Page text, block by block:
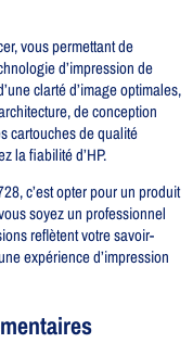
vous permettant de
d’impression de
clarté d’image optimales,
de conception
cartouches de qualité
la fiabilité d’HP.
c’est opter pour un produit
soyez un professionnel
reflètent votre savoir-
expérience d’impression